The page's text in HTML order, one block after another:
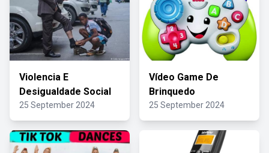
Violencia E
Desigualdade Social
25 September 2024
Vídeo Game De
Brinquedo
25 September 2024